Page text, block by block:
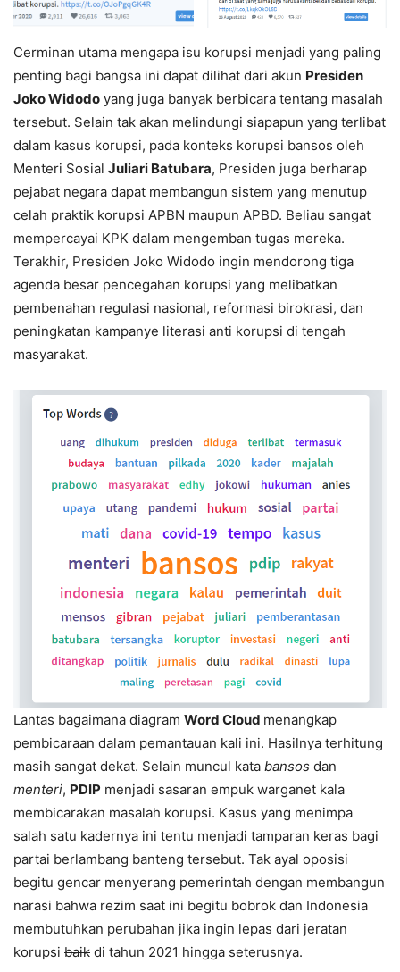
Cerminan utama mengapa isu korupsi menjadi yang paling
penting bagi bangsa ini dapat dilihat dari akun Presiden
Joko Widodo yang juga banyak berbicara tentang masalah
tersebut. Selain tak akan melindungi siapapun yang terlibat
dalam kasus korupsi, pada konteks korupsi bansos oleh
Menteri Sosial Juliari Batubara, Presiden juga berharap
pejabat negara dapat membangun sistem yang menutup
celah praktik korupsi APBN maupun APBD. Beliau sangat
mempercayai KPK dalam mengemban tugas mereka.
Terakhir, Presiden Joko Widodo ingin mendorong tiga
agenda besar pencegahan korupsi yang melibatkan
pembenahan regulasi nasional, reformasi birokrasi, dan
peningkatan kampanye literasi anti korupsi di tengah
masyarakat.
Lantas bagaimana diagram Word Cloud menangkap
pembicaraan dalam pemantauan kali ini. Hasilnya terhitung
masih sangat dekat. Selain muncul kata bansos dan
menteri, PDIP menjadi sasaran empuk warganet kala
membicarakan masalah korupsi. Kasus yang menimpa
salah satu kadernya ini tentu menjadi tamparan keras bagi
partai berlambang banteng tersebut. Tak ayal oposisi
begitu gencar menyerang pemerintah dengan membangun
narasi bahwa rezim saat ini begitu bobrok dan Indonesia
membutuhkan perubahan jika ingin lepas dari jeratan
korupsi baik di tahun 2021 hingga seterusnya.